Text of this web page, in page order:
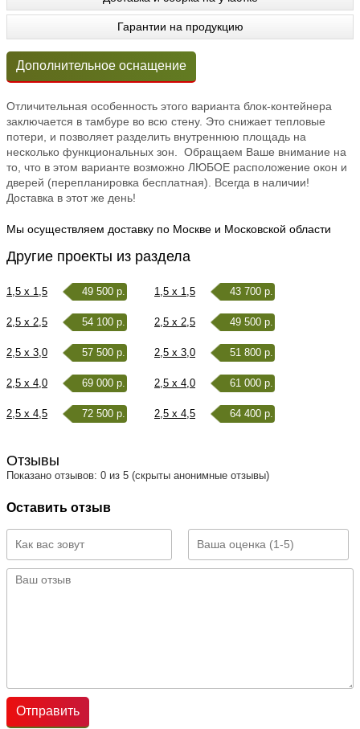
Гарантии на продукцию
Дополнительное оснащение
Отличительная особенность этого варианта блок-контейнера
заключается в тамбуре во всю стену. Это снижает тепловые
потери, и позволяет разделить внутреннюю площадь на
несколько функциональных зон. Обращаем Ваше внимание на
то, что в этом варианте возможно ЛЮБОЕ расположение окон и
дверей (перепланировка бесплатная). Всегда в наличии!
Доставка в этот же день!
Мы осуществляем доставку по Москве и Московской области
Другие проекты из раздела
1,5 x 1,5 49 500 р. 1,5 x 1,5 43 700 р.
2,5 x 2,5 54 100 р. 2,5 x 2,5 49 500 р.
2,5 x 3,0 57 500 р. 2,5 x 3,0 51 800 р.
2,5 x 4,0 69 000 р. 2,5 x 4,0 61 000 р.
2,5 x 4,5 72 500 р. 2,5 x 4,5 64 400 р.
Отзывы
Показано отзывов: 0 из 5 (скрыты анонимные отзывы)
Оставить отзыв
Отправить